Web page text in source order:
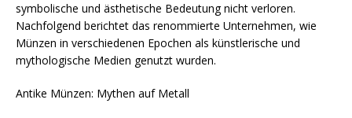
symbolische und ästhetische Bedeutung nicht verloren.
Nachfolgend berichtet das renommierte Unternehmen, wie
Münzen in verschiedenen Epochen als künstlerische und
mythologische Medien genutzt wurden.
Antike Münzen: Mythen auf Metall